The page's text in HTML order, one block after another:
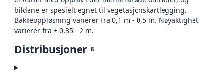
bildene er spesielt egnet til vegetasjonskartlegging.
Bakkeoppløsning varierer fra 0,1 m - 0,5 m. Nøyaktighet
varierer fra ± 0,35 - 2 m.
Distribusjoner 8